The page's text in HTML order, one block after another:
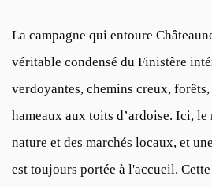
La campagne qui entoure
véritable condensé du Finistère
verdoyantes, chemins creux, forêts,
hameaux aux toits d’ardoise. Ici,
nature et des marchés locaux, et
est toujours portée à l'accueil.